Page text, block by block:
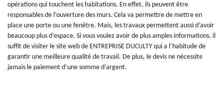
opérations qui touchent les habitations. En effet, ils peuvent être
responsables de l’ouverture des murs. Cela va permettre de mettre en
place une porte ou une fenêtre. Mais, les travaux permettent aussi d’avoir
beaucoup plus d’espace. Si vous voulez avoir de plus amples informations, il
suffit de visiter le site web de ENTREPRISE DUCULTY qui a l’habitude de
garantir une meilleure qualité de travail. De plus, le devis ne nécessite
jamais le paiement d’une somme d’argent.